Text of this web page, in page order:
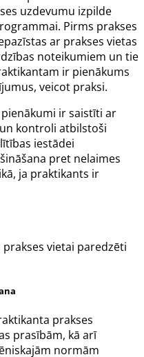
uzdevumu izpilde
Pirms prakses
ar prakses vietas
noteikumiem un tie
ir pienākums
veicot praksi.
ir saistīti ar
kontroli atbilstoši
iestādei
pret nelaimes
ja praktikants ir
prakses vietai paredzēti
prakses
prasībām, kā arī
normām